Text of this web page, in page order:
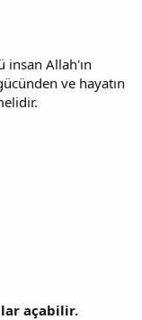
Allah'ın
ve hayatın
açabilir.